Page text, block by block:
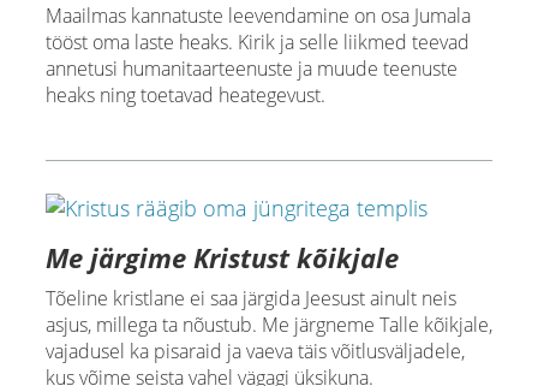
Maailmas kannatuste leevendamine on osa Jumala
tööst oma laste heaks. Kirik ja selle liikmed teevad
annetusi humanitaarteenuste ja muude teenuste
heaks ning toetavad heategevust.
Me järgime Kristust kõikjale
Tõeline kristlane ei saa järgida Jeesust ainult neis
asjus, millega ta nõustub. Me järgneme Talle kõikjale,
vajadusel ka pisaraid ja vaeva täis võitlusväljadele,
kus võime seista vahel vägagi üksikuna.